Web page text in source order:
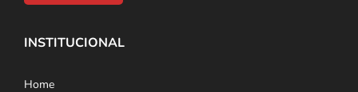
INSTITUCIONAL
Home